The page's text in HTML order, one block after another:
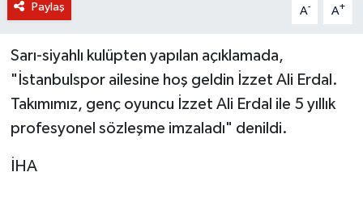
Paylaş A- A+
Sarı-siyahlı kulüpten yapılan açıklamada,
"İstanbulspor ailesine hoş geldin İzzet Ali Erdal.
Takımımız, genç oyuncu İzzet Ali Erdal ile 5 yıllık
profesyonel sözleşme imzaladı" denildi.
İHA